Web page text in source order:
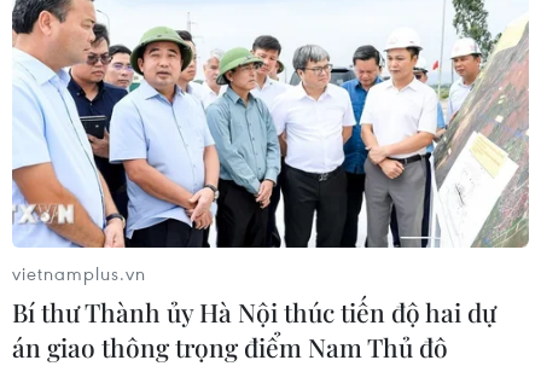
vietnamplus.vn
Bí thư Thành ủy Hà Nội thúc tiến độ hai dự
án giao thông trọng điểm Nam Thủ đô